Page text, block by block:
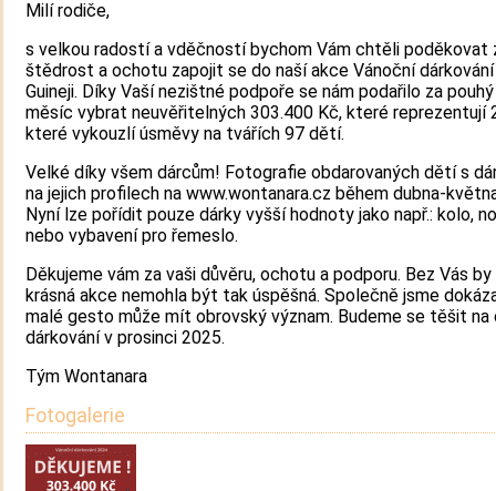
Milí rodiče,
s velkou radostí a vděčností bychom Vám chtěli poděkovat
štědrost a ochotu zapojit se do naší akce Vánoční
Guineji. Díky Vaší nezištné podpoře se nám podařilo za
měsíc vybrat neuvěřitelných 303.400 Kč, které reprezentují
které vykouzlí úsměvy na tvářích 97 dětí.
Velké díky všem dárcům! Fotografie obdarovaných dětí s
na jejich profilech na www.wontanara.cz během dubna-
Nyní lze pořídit pouze dárky vyšší hodnoty jako např.: kolo,
nebo vybavení pro řemeslo.
Děkujeme vám za vaši důvěru, ochotu a podporu. Bez Vás
krásná akce nemohla být tak úspěšná. Společně jsme
malé gesto může mít obrovský význam. Budeme se těšit na
dárkování v prosinci 2025.
Tým Wontanara
Fotogalerie